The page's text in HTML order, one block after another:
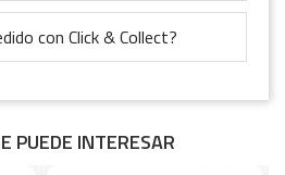
con Click & Collect?
PUEDE INTERESAR